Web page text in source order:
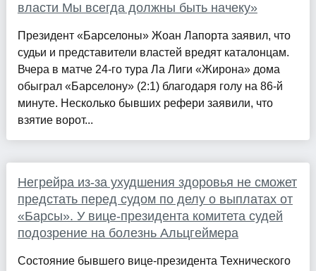
власти Мы всегда должны быть начеку»
Президент «Барселоны» Жоан Лапорта заявил, что
судьи и представители властей вредят каталонцам.
Вчера в матче 24-го тура Ла Лиги «Жирона» дома
обыграл «Барселону» (2:1) благодаря голу на 86-й
минуте. Несколько бывших рефери заявили, что
взятие ворот...
Негрейра из-за ухудшения здоровья не сможет
предстать перед судом по делу о выплатах от
«Барсы». У вице-президента комитета судей
подозрение на болезнь Альцгеймера
Состояние бывшего вице-президента Технического